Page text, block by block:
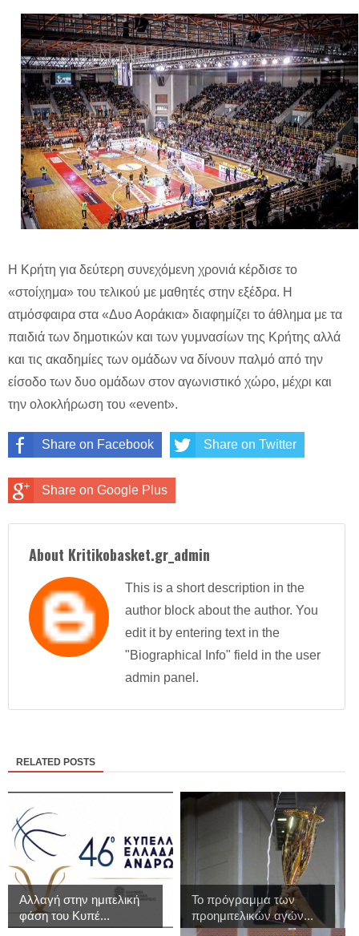
Η Κρήτη για δεύτερη συνεχόμενη χρονιά κέρδισε το
«στοίχημα» του τελικού με μαθητές στην εξέδρα. Η
ατμόσφαιρα στα «Δυο Αοράκια» διαφημίζει το άθλημα με τα
παιδιά των δημοτικών και των γυμνασίων της Κρήτης αλλά
και τις ακαδημίες των ομάδων να δίνουν παλμό από την
είσοδο των δυο ομάδων στον αγωνιστικό χώρο, μέχρι και
την ολοκλήρωση του «event».
Share on Facebook Share on Twitter
Share on Google Plus
About Kritikobasket.gr_admin
This is a short description in the
author block about the author. You
edit it by entering text in the
"Biographical Info" field in the user
admin panel.
RELATED POSTS
Αλλαγή στην ημιτελική
φάση του Κυπέ...
Το πρόγραμμα των
προημιτελικών αγών...